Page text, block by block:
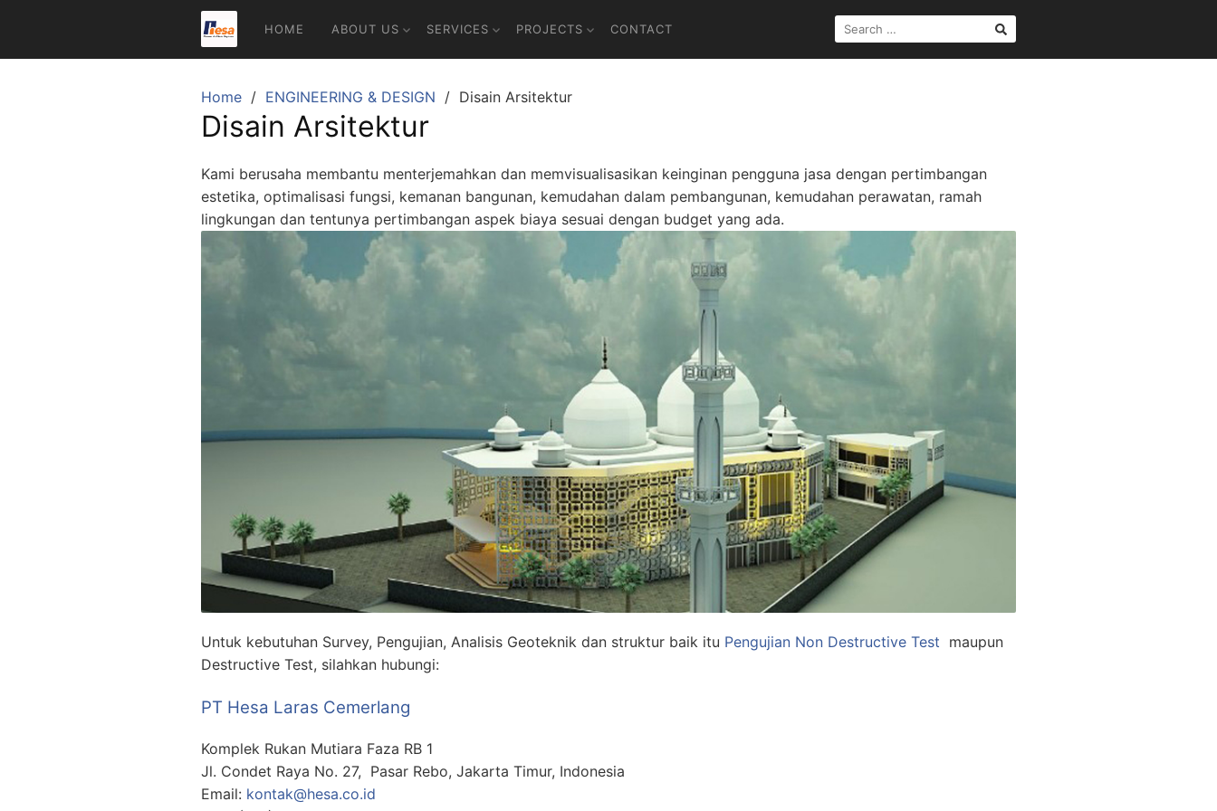
content
HOME ABOUT US SERVICES PROJECTS CONTACT
SEARCH
FOR:
Home ENGINEERING & DESIGN Disain Arsitektur
Disain Arsitektur
Kami berusaha membantu menterjemahkan dan memvisualisasikan keinginan pengguna jasa dengan pertimbangan
estetika, optimalisasi fungsi, kemanan bangunan, kemudahan dalam pembangunan, kemudahan perawatan, ramah
lingkungan dan tentunya pertimbangan aspek biaya sesuai dengan budget yang ada.
Untuk kebutuhan Survey, Pengujian, Analisis Geoteknik dan struktur baik itu Pengujian Non Destructive Test maupun
Destructive Test, silahkan hubungi:
PT Hesa Laras Cemerlang
Komplek Rukan Mutiara Faza RB 1
Jl. Condet Raya No. 27, Pasar Rebo, Jakarta Timur, Indonesia
Email: kontak@hesa.co.id